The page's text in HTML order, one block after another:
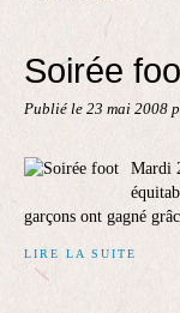
Soirée
Publié le 23 mai 2008
Mardi
garçons ont gagné
LIRE LA SUITE